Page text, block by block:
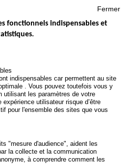
PERSONNELLES DES ACCIDENTS DE
Fermer
fonctionnels indispensables et
indispensables car permettent au site
. Vous pouvez toutefois vous y
utilisant les paramètres de votre
utilisateur risque d’être
pour l'ensemble des sites que vous
"mesure d'audience", aident les
la collecte et la communication
à comprendre comment les